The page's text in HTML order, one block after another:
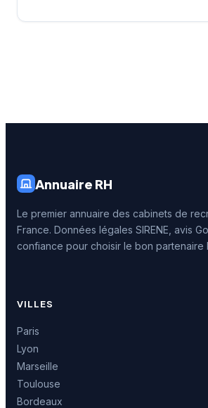
Annuaire RH
Le premier annuaire des cabinets de
France. Données légales SIRENE, avis
confiance pour choisir le bon partenaire
VILLES
Paris
Lyon
Marseille
Toulouse
Bordeaux